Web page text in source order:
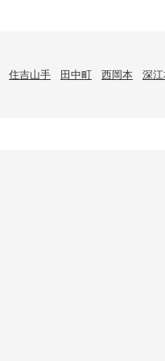
住吉山手 田中町 西岡本 深